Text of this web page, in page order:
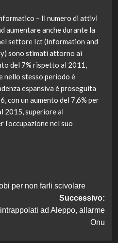
– Il numero di attivi
aumentare anche durante la
settore Ict (Information and
sono stimati attorno ai
del 7% rispetto al 2011,
nello stesso periodo è
espansiva è proseguita
con un aumento del 7,6% per
2015, superiore al
l’occupazione nel suo
per non farli scivolare
Successivo:
ad Aleppo, allarme
Onu